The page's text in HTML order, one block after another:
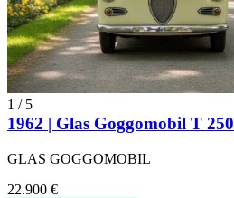
1 / 5
1962 | Glas Goggomobil T 250
GLAS GOGGOMOBIL
22.900 €